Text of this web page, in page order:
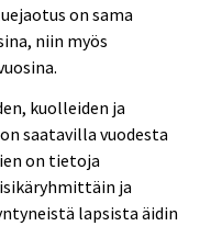
on sama
niin myös
kuolleiden ja
saatavilla vuodesta
on tietoja
ja
lapsista äidin